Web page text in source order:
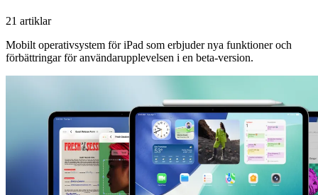
21 artiklar
Mobilt operativsystem för iPad som erbjuder nya funktioner och
förbättringar för användarupplevelsen i en beta-version.